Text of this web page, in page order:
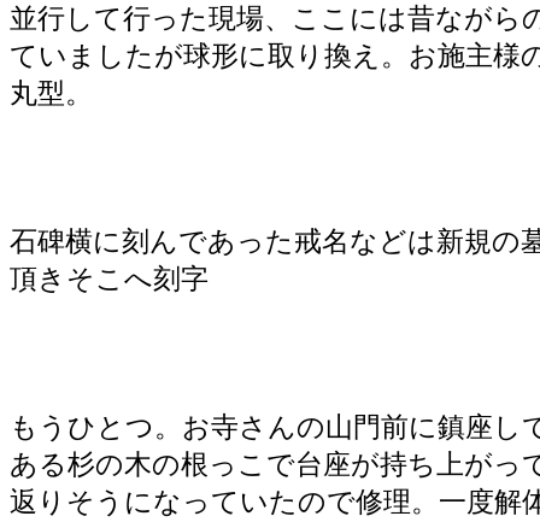
並行して行った現場、ここには昔ながら
ていましたが球形に取り換え。お施主様
丸型。
石碑横に刻んであった戒名などは新規の
頂きそこへ刻字
もうひとつ。お寺さんの山門前に鎮座し
ある杉の木の根っこで台座が持ち上がっ
返りそうになっていたので修理。一度解